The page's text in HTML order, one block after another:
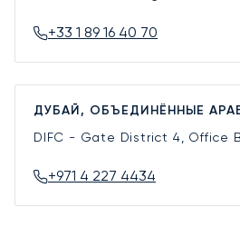
+33 1 89 16 40 70
ДУБАЙ, ОБЪЕДИНЁННЫЕ
DIFC - Gate District 4, Office
+971 4 227 4434